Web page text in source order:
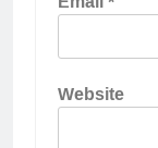
Website